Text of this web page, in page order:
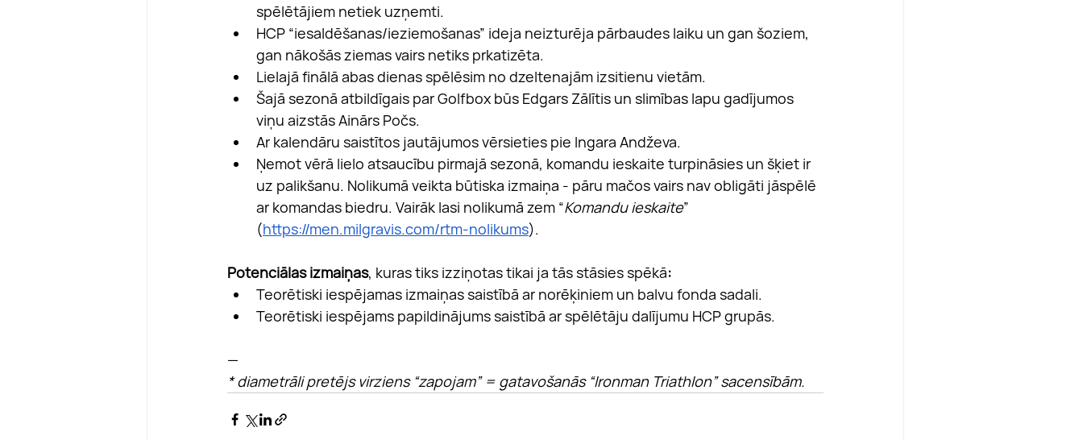
spēlētājiem netiek uzņemti.
HCP “iesaldēšanas/ieziemošanas” ideja neizturēja pārbaudes laiku un gan šoziem,
gan nākošās ziemas vairs netiks prkatizēta.
Lielajā finālā abas dienas spēlēsim no dzeltenajām izsitienu vietām.
Šajā sezonā atbildīgais par Golfbox būs Edgars Zālītis un slimības lapu gadījumos
viņu aizstās Ainārs Počs.
Ar kalendāru saistītos jautājumos vērsieties pie Ingara Andževa.
Ņemot vērā lielo atsaucību pirmajā sezonā, komandu ieskaite turpināsies un šķiet ir
uz palikšanu. Nolikumā veikta būtiska izmaiņa - pāru mačos vairs nav obligāti jāspēlē
ar komandas biedru. Vairāk lasi nolikumā zem “Komandu ieskaite”
(https://men.milgravis.com/rtm-nolikums).
Potenciālas izmaiņas, kuras tiks izziņotas tikai ja tās stāsies spēkā:
Teorētiski iespējamas izmaiņas saistībā ar norēķiniem un balvu fonda sadali.
Teorētiski iespējams papildinājums saistībā ar spēlētāju dalījumu HCP grupās.
—
* diametrāli pretējs virziens “zapojam” = gatavošanās “Ironman Triathlon” sacensībām.